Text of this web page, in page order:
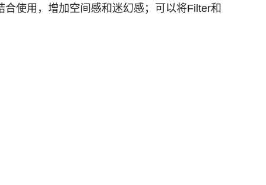
使用，增加空间感和迷幻感；可以将Filter和